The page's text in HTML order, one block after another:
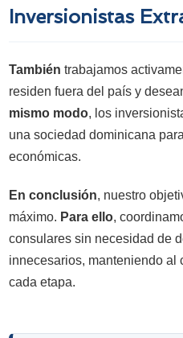
Inversionistas
También trabajamos
residen fuera del país y
mismo modo, los
una sociedad dominicana
económicas.
En conclusión, nuestro
máximo. Para ello,
consulares sin necesidad de
innecesarios, manteniendo al
cada etapa.